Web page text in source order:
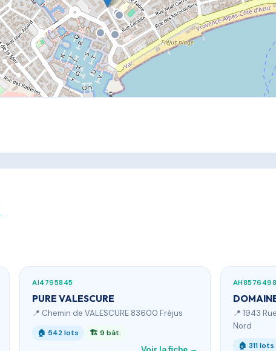
AI4795845
PURE VALESCURE
📍 Chemin de VALESCURE 83600 Fréjus
🏠 542 lots 🏗 9 bât.
AH8576498
📍 1943
Nord
🏠 311 lots